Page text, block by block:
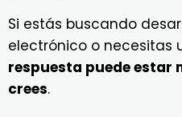
Si estás buscando
electrónico o necesitas
respuesta puede estar
crees.